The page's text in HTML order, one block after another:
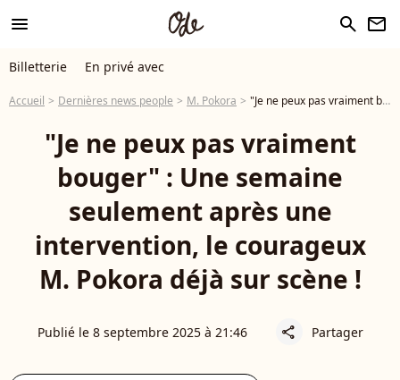
menu search newsletter
Billetterie En privé avec
Accueil Dernières news people M. Pokora "Je ne peux pas vraiment bouger" : Une semaine seulement après une intervention, le courageux M. Pokora déjà sur scène !
"Je ne peux pas vraiment
bouger" : Une semaine
seulement après une
intervention, le courageux
M. Pokora déjà sur scène !
Publié le 8 septembre 2025 à 21:46 share Partager